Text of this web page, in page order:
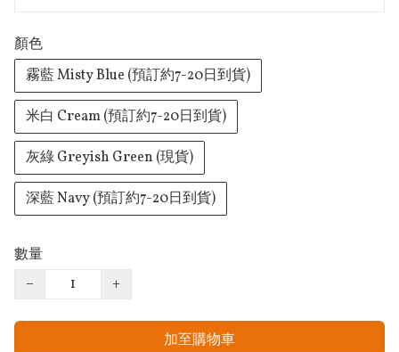
顏色
霧藍 Misty Blue (預訂約7-20日到貨)
米白 Cream (預訂約7-20日到貨)
灰綠 Greyish Green (現貨)
深藍 Navy (預訂約7-20日到貨)
數量
−
+
加至購物車